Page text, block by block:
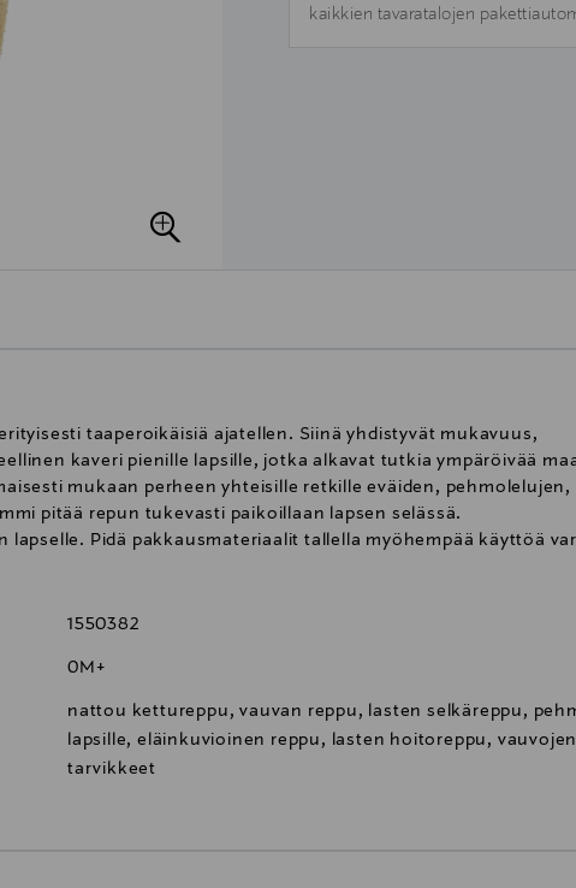
kaikkien tavaratalojen
taaperoikäisiä ajatellen. Siinä yhdistyvät mukavuus,
kaveri pienille lapsille, jotka alkavat tutkia ympäröivää
mukaan perheen yhteisille retkille eväiden, pehmolelujen,
pitää repun tukevasti paikoillaan lapsen selässä.
Pidä pakkausmateriaalit tallella myöhempää käyttöä
1550382
0M+
nattou kettureppu, vauvan reppu, lasten selkäreppu,
lapsille, eläinkuvioinen reppu, lasten hoitoreppu, vauvojen
tarvikkeet